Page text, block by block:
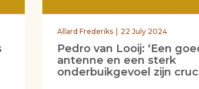
Allard Frederiks 22 July 2024
Pedro van Looij: ‘Een
antenne en een sterk
onderbuikgevoel zijn